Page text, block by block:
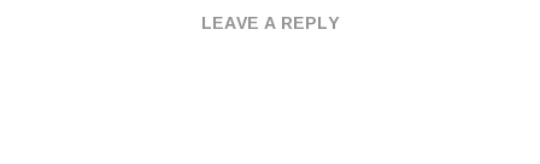
LEAVE A REPLY